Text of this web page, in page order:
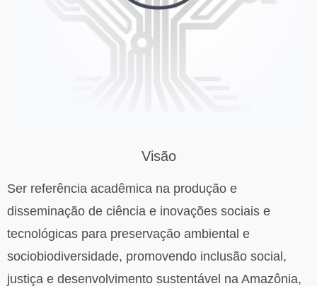
Visão
Ser referência acadêmica na produção e
disseminação de ciência e inovações sociais e
tecnológicas para preservação ambiental e
sociobiodiversidade, promovendo inclusão social,
justiça e desenvolvimento sustentável na Amazônia,